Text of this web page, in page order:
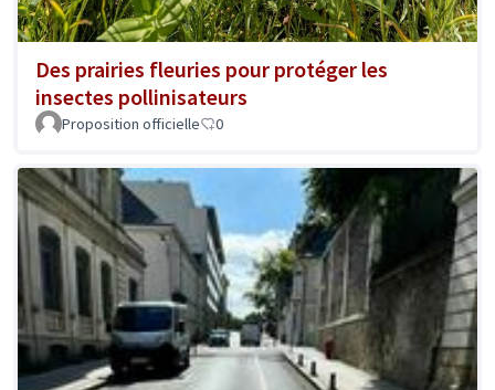
Des prairies fleuries pour protéger les
insectes pollinisateurs
Proposition officielle 0